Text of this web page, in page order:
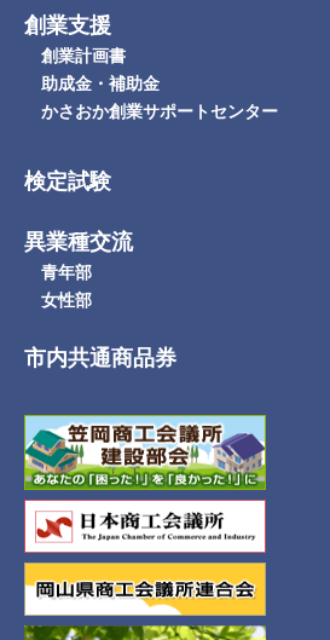
創業支援
創業計画書
助成金・補助金
かさおか創業サポートセンター
検定試験
異業種交流
青年部
女性部
市内共通商品券